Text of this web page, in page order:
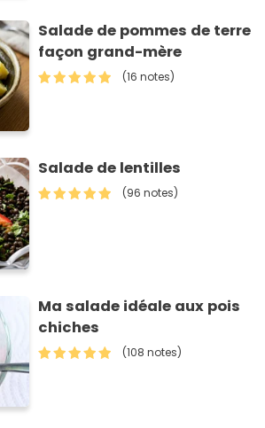
Salade de pommes de terre
façon grand-mère
(16 notes)
Salade de lentilles
(96 notes)
Ma salade idéale aux pois
chiches
(108 notes)